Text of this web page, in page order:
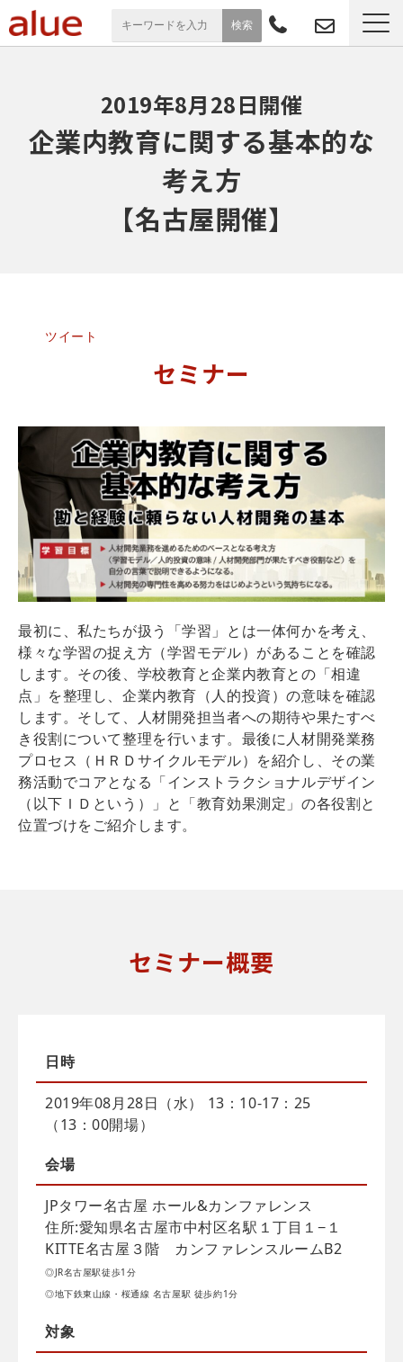
導入事例
お役立ち情報
セミナー
2019年8月28日開催
企業内教育に関する基本的な
考え方
【名古屋開催】
ツイート
セミナー
最初に、私たちが扱う「学習」とは一体何かを考え、
様々な学習の捉え方（学習モデル）があることを確認
します。その後、学校教育と企業内教育との「相違
点」を整理し、企業内教育（人的投資）の意味を確認
します。そして、人材開発担当者への期待や果たすべ
き役割について整理を行います。最後に人材開発業務
プロセス（ＨＲＤサイクルモデル）を紹介し、その業
務活動でコアとなる「インストラクショナルデザイン
（以下ＩＤという）」と「教育効果測定」の各役割と
位置づけをご紹介します。
セミナー概要
日時
2019年08月28日（水） 13：10-17：25
（13：00開場）
会場
JPタワー名古屋 ホール&カンファレンス
住所:愛知県名古屋市中村区名駅１丁目１−１
KITTE名古屋３階 カンファレンスルームB2
◎JR名古屋駅徒歩1分
◎地下鉄東山線・桜通線 名古屋駅 徒歩約1分
対象